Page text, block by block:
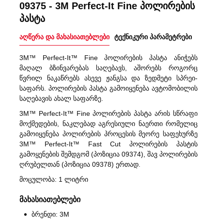
09375 - 3M Perfect-It Fine პოლირების
პასტა
აღწერა და მახასიათებლები ტექნიკური პარამეტრები
3M™ Perfect-It™ Fine პოლირების პასტა ანიჭებს
მაღალ ბზინვარებას საღებავს, აშორებს როგორც
წვრილ ნაკაწრებს ასევე ჟანგსა და ზედმეტი სპრეი-
საფარს. პოლირების პასტა გამოიყენება ავტომობილის
საღებავის ახალ საფარზე.
3M™ Perfect-It™ Fine პოლირების პასტა არის სწრაფი
მოქმედების, ნაკლებად აგრესიული ნაერთი რომელიც
გამოიყენება პოლირების პროცესის მეორე საფეხურზე
3M™ Perfect‐It™ Fast Cut პოლირების პასტის
გამოყენების შემდგომ (პოზიცია 09374), შავ პოლირების
ღრუბელთან (პოზიცია 09378) ერთად.
მოცულობა: 1 ლიტრი
მახასიათებლები
ბრენდი: 3M